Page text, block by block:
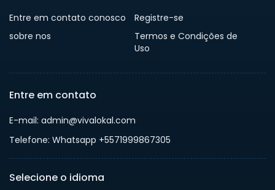
Entre em contato conosco
Registre-se
sobre nos
Termos e Condições de
Uso
Entre em contato
E-mail: admin@vivalokal.com
Telefone: Whatsapp +5571999867305
Selecione o idioma